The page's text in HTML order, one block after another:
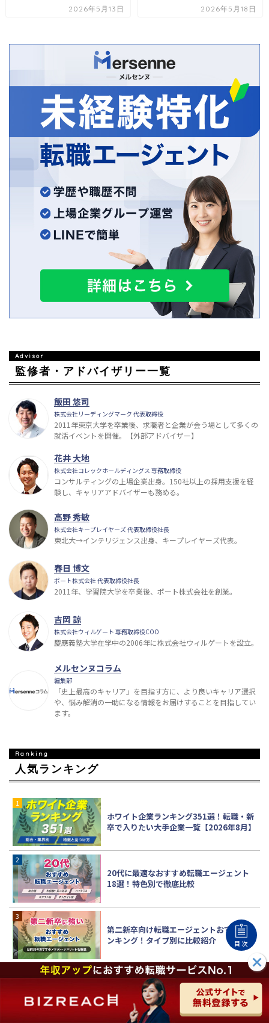
2026年5月13日 2026年5月18日
監修者・アドバイザリー一覧
飯田 悠司
株式会社リーディングマーク 代表取締役
2011年東京大学を卒業後、求職者と企業が会う場として多くの
就活イベントを開催。【外部アドバイザー】
花井 大地
株式会社コレックホールディングス 専務取締役
コンサルティングの上場企業出身。150社以上の採用支援を経
験し、キャリアアドバイザーも務める。
高野 秀敏
株式会社キープレイヤーズ 代表取締役社長
東北大→インテリジェンス出身、キープレイヤーズ代表。
春日 博文
ポート株式会社 代表取締役社長
2011年、学習院大学を卒業後、ポート株式会社を創業。
吉岡 諒
株式会社ウィルゲート 専務取締役COO
慶應義塾大学在学中の2006年に株式会社ウィルゲートを設立。
メルセンヌコラム
編集部
「史上最高のキャリア」を目指す方に、より良いキャリア選択
や、悩み解消の一助になる情報をお届けすることを目指してい
ます。
人気ランキング
ホワイト企業ランキング351選！転職・新
卒で入りたい大手企業一覧【2026年8月】
20代に最適なおすすめ転職エージェント
18選！特色別で徹底比較
第二新卒向け転職エージェントおすすめラ
ンキング！タイプ別に比較紹介
転職したいけどスキルがない20代が知っ
ておくべきこと！20代前半と20代後半の
転職方法
目次